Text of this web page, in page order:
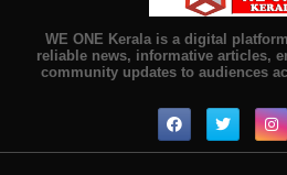
WE ONE Kerala is a digital
reliable news, informative articles,
community updates to audiences